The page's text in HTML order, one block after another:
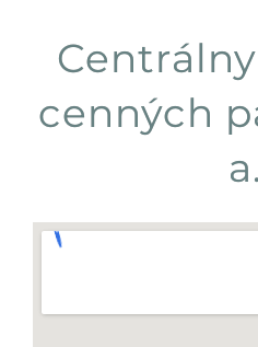
cenných